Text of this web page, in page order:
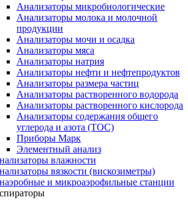
Анализаторы микробиологические
Анализаторы молока и молочной
продукции
Анализаторы мочи и осадка
Анализаторы мяса
Анализаторы натрия
Анализаторы нефти и нефтепродуктов
Анализаторы размера частиц
Анализаторы растворенного водорода
Анализаторы растворенного кислорода
Анализаторы содержания общего
углерода и азота (ТОС)
Приборы Марк
Элементный анализ
влажности
вязкости (вискозиметры)
и микроаэрофильные станции